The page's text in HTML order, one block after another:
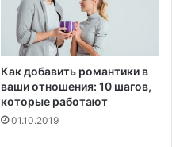
Как добавить романтики в
ваши отношения: 10 шагов,
которые работают
01.10.2019